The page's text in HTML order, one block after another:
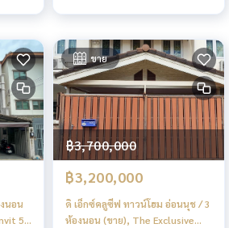
นอน
52
ขาย
฿3,700,000
฿3,200,000
ดิ เอ็กซ์คลูซีฟ ทาวน์โฮม อ่อนนุช / 3
ห้องนอน (ขาย), The Exclusive